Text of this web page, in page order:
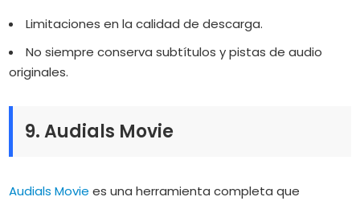
Limitaciones en la calidad de descarga.
No siempre conserva subtítulos y pistas de audio
originales.
9. Audials Movie
Audials Movie es una herramienta completa que